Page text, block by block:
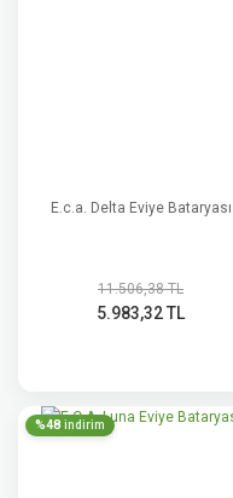
E.c.a. Delta Eviye Bataryası
11.506,38 TL
5.983,32 TL
%48 indirim